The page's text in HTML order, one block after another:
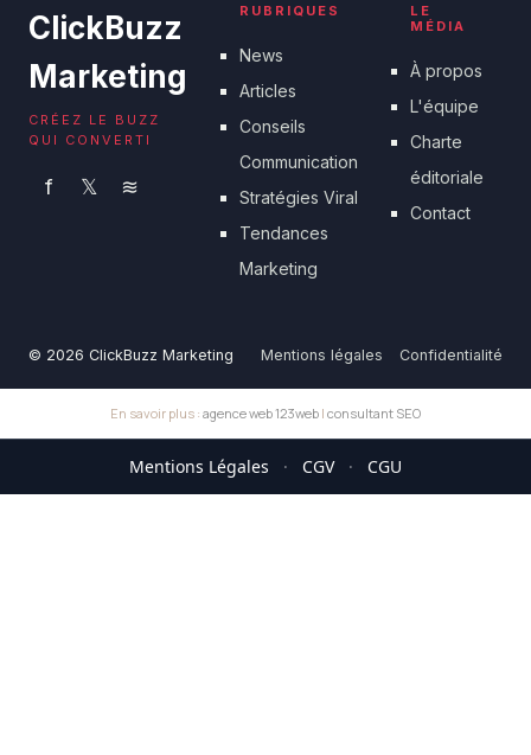
ClickBuzz
Marketing
CRÉEZ LE BUZZ
QUI CONVERTI
f 𝕏 ≋
RUBRIQUES
News
Articles
Conseils
Communication
Stratégies Viral
Tendances
Marketing
LE
MÉDIA
À propos
L'équipe
Charte
éditoriale
Contact
© 2026 ClickBuzz Marketing Mentions légales Confidentialité
En savoir plus : agence web 123web | consultant SEO
Mentions Légales · CGV · CGU